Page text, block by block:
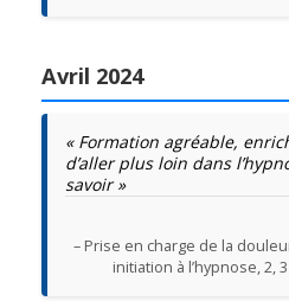
Avril 2024
« Formation agréable,
d’aller plus loin dans
savoir »
– Prise en charge de la
initiation à l’hypnose, 2,